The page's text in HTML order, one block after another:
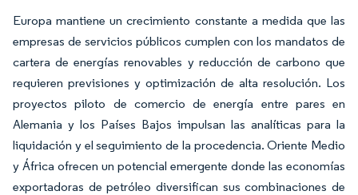
Europa mantiene un crecimiento constante a medida que las
empresas de servicios públicos cumplen con los mandatos de
cartera de energías renovables y reducción de carbono que
requieren previsiones y optimización de alta resolución. Los
proyectos piloto de comercio de energía entre pares en
Alemania y los Países Bajos impulsan las analíticas para la
liquidación y el seguimiento de la procedencia. Oriente Medio
y África ofrecen un potencial emergente donde las economías
exportadoras de petróleo diversifican sus combinaciones de